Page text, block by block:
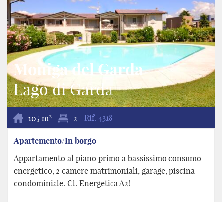
Moniga del Garda
Lago di Garda
105 m2 2 Rif. 4318
Apartemento/In borgo
Appartamento al piano primo a bassissimo consumo
energetico, 2 camere matrimoniali, garage, piscina
condominiale. Cl. Energetica A2!